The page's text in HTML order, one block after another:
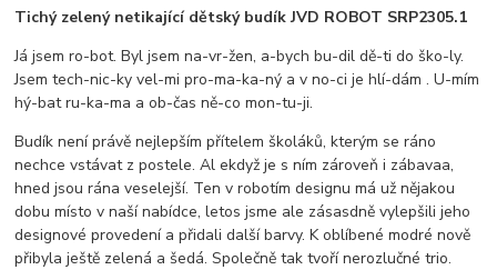
Tichý zelený netikající dětský budík JVD ROBOT SRP2305.1
Já jsem ro-bot. Byl jsem na-vr-žen, a-bych bu-dil dě-ti do ško-ly.
Jsem tech-nic-ky vel-mi pro-ma-ka-ný a v no-ci je hlí-dám . U-mím
hý-bat ru-ka-ma a ob-čas ně-co mon-tu-ji.
Budík není právě nejlepším přítelem školáků, kterým se ráno
nechce vstávat z postele. Al ekdyž je s ním zároveň i zábavaa,
hned jsou rána veselejší. Ten v robotím designu má už nějakou
dobu místo v naší nabídce, letos jsme ale zásasdně vylepšili jeho
designové provedení a přidali další barvy. K oblíbené modré nově
přibyla ještě zelená a šedá. Společně tak tvoří nerozlučné trio.